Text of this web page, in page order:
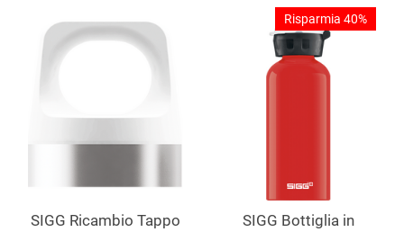
SIGG Ricambio Tappo
Risparmia 40%
SIGG Bottiglia in